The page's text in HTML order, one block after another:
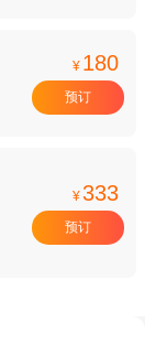
¥ 180
预订
¥333
预订